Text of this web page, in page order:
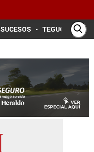
SUCESOS TEGUCIGALPA